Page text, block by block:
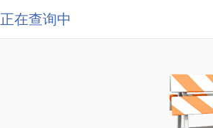
正在查询中